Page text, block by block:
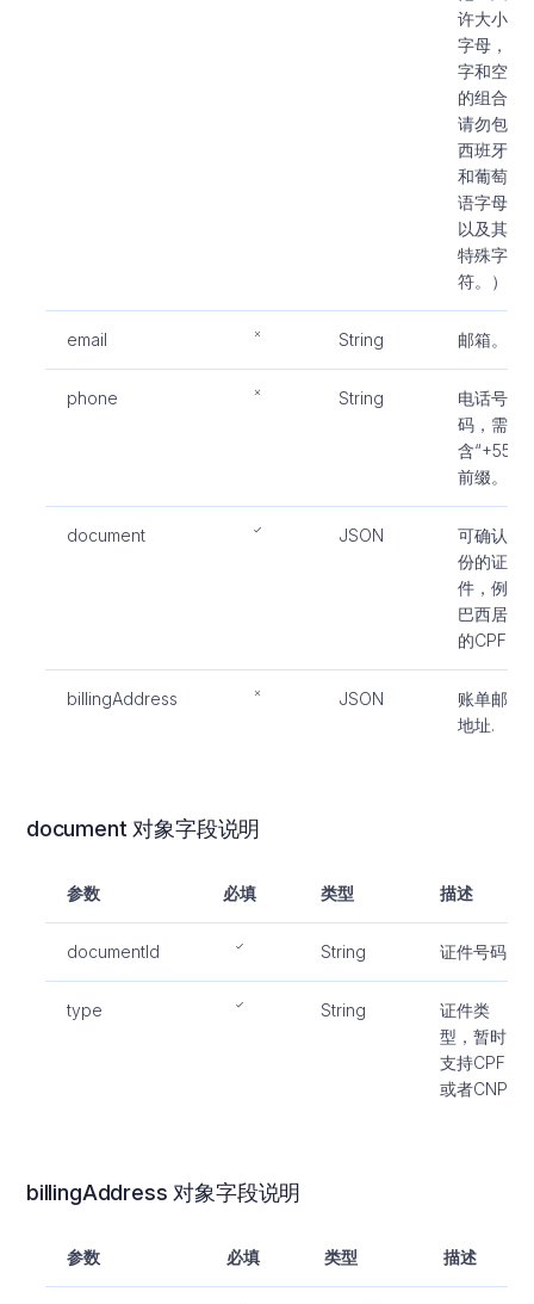
许大小写
字母，数
字和空格
的组合。
请勿包含
西班牙语
和葡萄牙
语字母，
以及其他
特殊字
符。）
email String 邮箱。
phone String
电话号
码，需包
含“+55”的
前缀。
document JSON
可确认身
份的证
件，例如
巴西居民
的CPF.
billingAddress JSON
账单邮寄
地址.
document 对象字段说明
参数 必填 类型 描述
documentId String 证件号码
type String
证件类
型，暂时
支持CPF
或者CNPJ
billingAddress 对象字段说明
参数 必填 类型 描述